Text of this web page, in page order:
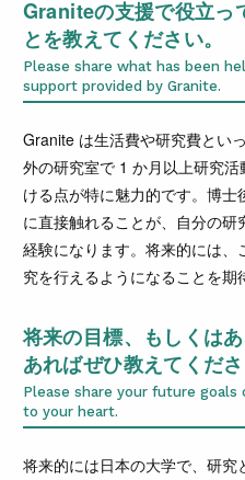
Graniteの支援で役立っ
とを教えてください。
Please share what has been
support provided by Granite.
Granite は生活費や研究費とい
外の研究室で 1 か月以上研究
ける点が特に魅力的です。博
に直接触れることが、自分の
経験になります。将来的には
究を行えるようになることを期
将来の目標、もしくは
あればぜひ教えてくださ
Please share your future goals
to your heart.
将来的には日本の大学で、研